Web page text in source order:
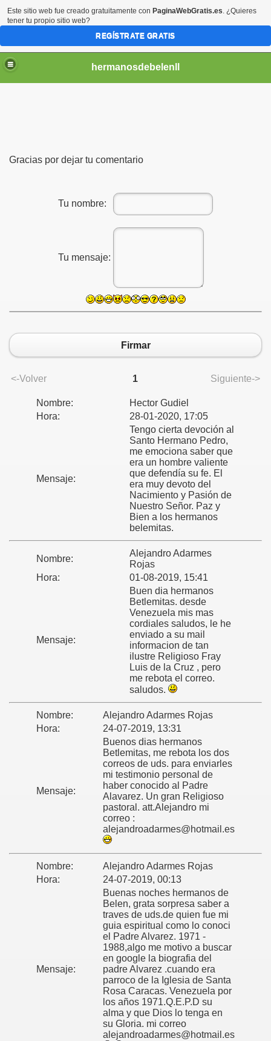
hermanosdebelenll
Gracias por dejar tu comentario
Tu nombre:
Tu mensaje:
Firmar
<-Volver 1 Siguiente->
Nombre:
Hector Gudiel
Hora:
28-01-2020, 17:05
Mensaje:
Tengo cierta devoción al
Santo Hermano Pedro,
me emociona saber que
era un hombre valiente
que defendía su fe. El
era muy devoto del
Nacimiento y Pasión de
Nuestro Señor. Paz y
Bien a los hermanos
belemitas.
Nombre:
Alejandro Adarmes
Rojas
Hora:
01-08-2019, 15:41
Mensaje:
Buen dia hermanos
Betlemitas. desde
Venezuela mis mas
cordiales saludos, le he
enviado a su mail
informacion de tan
ilustre Religioso Fray
Luis de la Cruz , pero
me rebota el correo.
saludos.
Nombre:
Alejandro Adarmes Rojas
Hora:
24-07-2019, 13:31
Mensaje:
Buenos dias hermanos
Betlemitas, me rebota los dos
correos de uds. para enviarles
mi testimonio personal de
haber conocido al Padre
Alavarez. Un gran Religioso
pastoral. att.Alejandro mi
correo :
alejandroadarmes@hotmail.es
Nombre:
Alejandro Adarmes Rojas
Hora:
24-07-2019, 00:13
Mensaje:
Buenas noches hermanos de
Belen, grata sorpresa saber a
traves de uds.de quien fue mi
guia espiritual como lo conoci
el Padre Alvarez. 1971 -
1988,algo me motivo a buscar
en google la biografia del
padre Alvarez .cuando era
parroco de la Iglesia de Santa
Rosa Caracas. Venezuela por
los años 1971.Q.E.P.D su
alma y que Dios lo tenga en
su Gloria. mi correo
alejandroadarmes@hotmail.es
Este sitio web fue creado gratuitamente con PaginaWebGratis.es. ¿Quieres
tener tu propio sitio web?
REGÍSTRATE GRATIS